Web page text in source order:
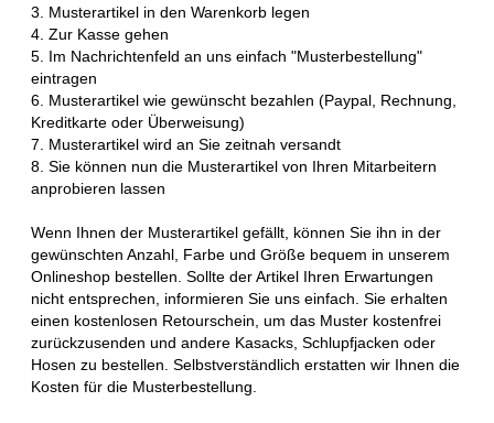
3. Musterartikel in den Warenkorb legen
4. Zur Kasse gehen
5. Im Nachrichtenfeld an uns einfach "Musterbestellung"
eintragen
6. Musterartikel wie gewünscht bezahlen (Paypal, Rechnung,
Kreditkarte oder Überweisung)
7. Musterartikel wird an Sie zeitnah versandt
8. Sie können nun die Musterartikel von Ihren Mitarbeitern
anprobieren lassen
Wenn Ihnen der Musterartikel gefällt, können Sie ihn in der
gewünschten Anzahl, Farbe und Größe bequem in unserem
Onlineshop bestellen. Sollte der Artikel Ihren Erwartungen
nicht entsprechen, informieren Sie uns einfach. Sie erhalten
einen kostenlosen Retourschein, um das Muster kostenfrei
zurückzusenden und andere Kasacks, Schlupfjacken oder
Hosen zu bestellen. Selbstverständlich erstatten wir Ihnen die
Kosten für die Musterbestellung.